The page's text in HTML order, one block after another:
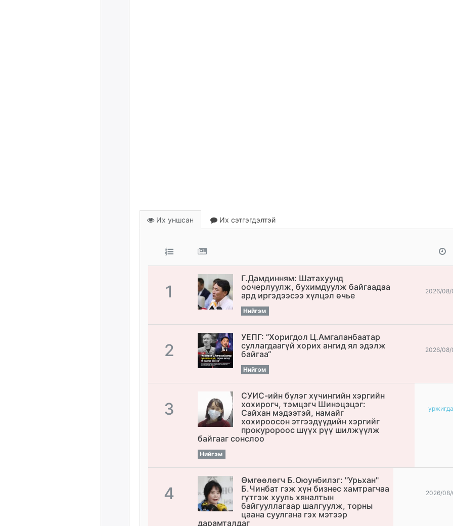
Их уншсан Их сэтгэгдэлтэй
1
Г.Дамдинням: Шатахуунд
оочерлуулж, бухимдуулж байгаадаа
ард иргэдээсээ хүлцэл өчье
Нийгэм
2026/08/
2
УЕПГ: “Хоригдол Ц.Амгаланбаатар
cуллагдаагүй хорих ангид ял эдэлж
байгаа“
Нийгэм
2026/08/
3
СУИС-ийн бүлэг хүчингийн хэргийн
хохирогч, тэмцэгч Шинэцэцэг:
Сайхан мэдээтэй, намайг
хохироосон этгээдүүдийн хэргийг
прокуророос шүүх рүү шилжүүлж
байгааг сонслоо
Нийгэм
4
Өмгөөлөгч Б.Оюунбилэг: "Урьхан"
Б.Чинбат гэж хүн бизнес хамтрагчаа
гүтгэж хууль хяналтын
байгууллагаар шалгуулж, торны
цаана суулгана гэх мэтээр
дарамталдаг
2026/